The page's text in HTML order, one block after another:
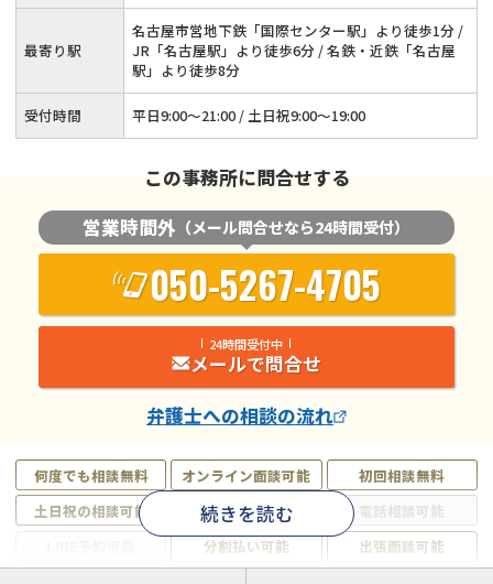
何度でも相談無料 オンライン面談可能
初回相談無料
土日祝の相談可能
19時以降電話可能
電話相談可能
分割払い可能
出張面談可能
続きを読む
最寄り駅
名古屋市営地下鉄「国際センター駅」より徒歩1分 /
JR「名古屋駅」より徒歩6分 / 名鉄・近鉄「名古屋
駅」より徒歩8分
受付時間 平日9:00～21:00 / 土日祝9:00～19:00
この事務所に問合せする
営業時間外 （メール問合せなら24時間受付）
050-5267-4705
24時間受付中
メールで問合せ
弁護士への相談の流れ